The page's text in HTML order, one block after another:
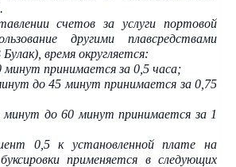
счетов за услуги портовой
другими плавсредствами
время округляется:
минут принимается за 0,5 часа;
до 45 минут принимается за 0,75
до 60 минут принимается за 1
0,5 к установленной плате на
применяется в следующих